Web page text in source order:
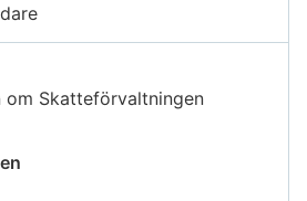
om Skatteförvaltningen